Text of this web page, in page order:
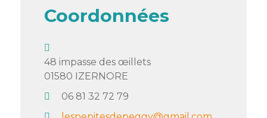
l’industrie
Congrès
et
Coordonnées
48 impasse des œillets
01580 IZERNORE
06 81 32 72 79